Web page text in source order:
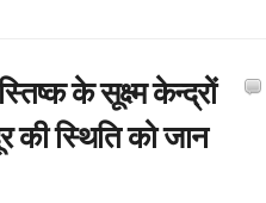
के सूक्ष्म केन्द्रों
स्थिति को जान